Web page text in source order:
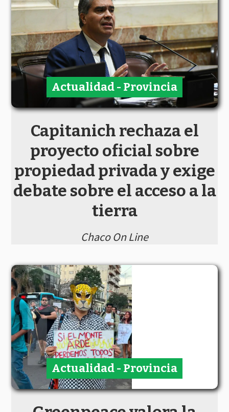
Capitanich rechaza el
proyecto oficial sobre
propiedad privada y exige
debate sobre el acceso a la
tierra
Chaco On Line
Actualidad - Provincia
Actualidad - Provincia